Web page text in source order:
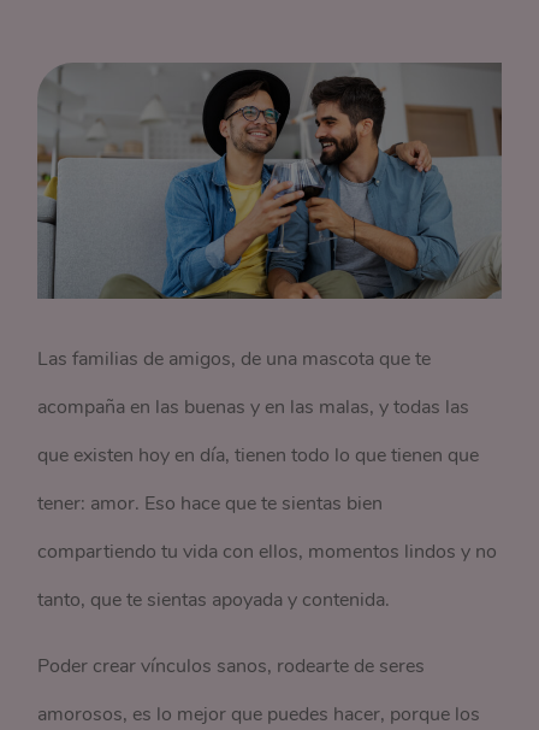
Las familias de amigos, de una mascota que te
acompaña en las buenas y en las malas, y todas las
que existen hoy en día, tienen todo lo que tienen que
tener: amor. Eso hace que te sientas bien
compartiendo tu vida con ellos, momentos lindos y no
tanto, que te sientas apoyada y contenida.
Poder crear vínculos sanos, rodearte de seres
amorosos, es lo mejor que puedes hacer, porque los